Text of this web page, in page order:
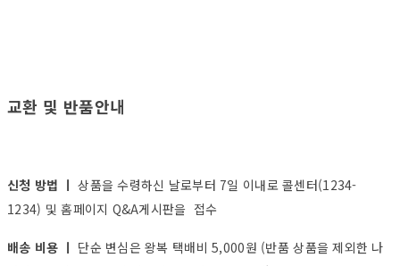
교환 및 반품안내
신청 방법 ㅣ상품을 수령하신 날로부터 7일 이내로 콜센터(1234-
1234) 및 홈페이지 Q&A게시판을 접수
배송 비용 ㅣ 단순 변심은 왕복 택배비 5,000원 (반품 상품을 제외한 나